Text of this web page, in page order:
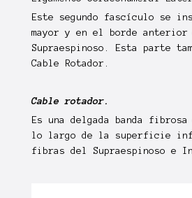
Este segundo fascículo se
mayor y en el borde anterior
Supraespinoso. Esta parte
Cable Rotador .
Cable rotador.
Es una delgada
banda fibrosa
lo largo de la superficie
fibras del Supraespinoso e